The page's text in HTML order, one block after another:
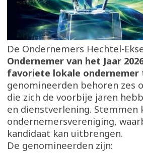
De Ondernemers Hechtel-
Ondernemer van het Jaar
favoriete lokale ondernemer
genomineerden behoren zes
die zich de voorbije jaren
en dienstverlening. Stemmen
ondernemersvereniging,
kandidaat kan uitbrengen.
De genomineerden zijn: